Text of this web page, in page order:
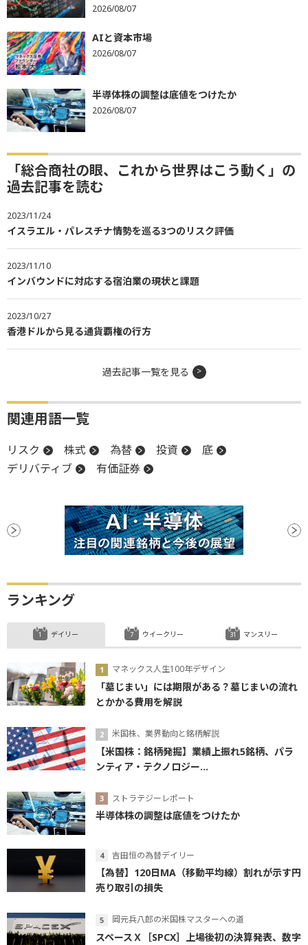
2026/08/07
AIと資本市場
2026/08/07
半導体株の調整は底値をつけたか
2026/08/07
「総合商社の眼、これから世界はこう動く」の
過去記事を読む
2023/11/24
イスラエル・パレスチナ情勢を巡る3つのリスク評価
2023/11/10
インバウンドに対応する宿泊業の現状と課題
2023/10/27
香港ドルから見る通貨覇権の行方
過去記事一覧を見る
関連用語一覧
リスク 株式 為替 投資
底
デリバティブ
有価証券
ランキング
デイリー
マネックス人生100年デザイン
「墓じまい」には期限がある？墓じまいの流れ
とかかる費用を解説
米国株、業界動向と銘柄解説
【米国株：銘柄発掘】業績上振れ5銘柄、パラ
ンティア・テクノロジー...
ストラテジーレポート
半導体株の調整は底値をつけたか
吉田恒の為替デイリー
【為替】120日MA（移動平均線）割れが示す円
売り取引の損失
岡元兵八郎の米国株マスターへの道
スペースＸ［SPCX］上場後初の決算発表、数字
ウイークリー マンスリー